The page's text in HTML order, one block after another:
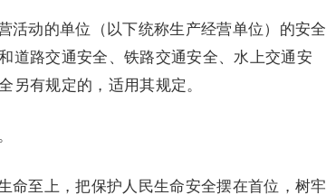
动的单位（以下统称生产经营单位）的安全
道路交通安全、铁路交通安全、水上交通安
另有规定的，适用其规定。
命至上，把保护人民生命安全摆在首位，树牢